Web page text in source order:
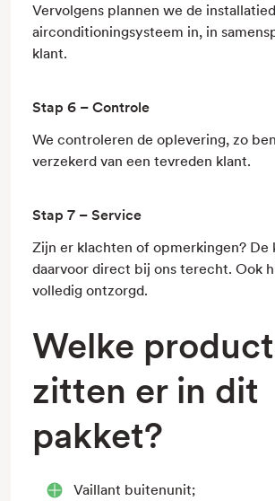
Vervolgens plannen we de
airconditioningsysteem in, in
klant.
Stap 6 – Controle
We controleren de oplevering, zo
verzekerd van een tevreden klant.
Stap 7 – Service
Zijn er klachten of opmerkingen? De
daarvoor direct bij ons terecht. Ook
volledig ontzorgd.
Welke
zitten er in dit
pakket?
Vaillant buitenunit;